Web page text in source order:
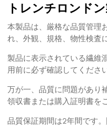
トレンチロンド
本製品は、厳格な品質管理
れ、外観、規格、物性検査
製品に表示されている繊維
用前に必ず確認してください
万が一、品質に問題があり
領収書または購入証明書を
品質保証期間は2年間です